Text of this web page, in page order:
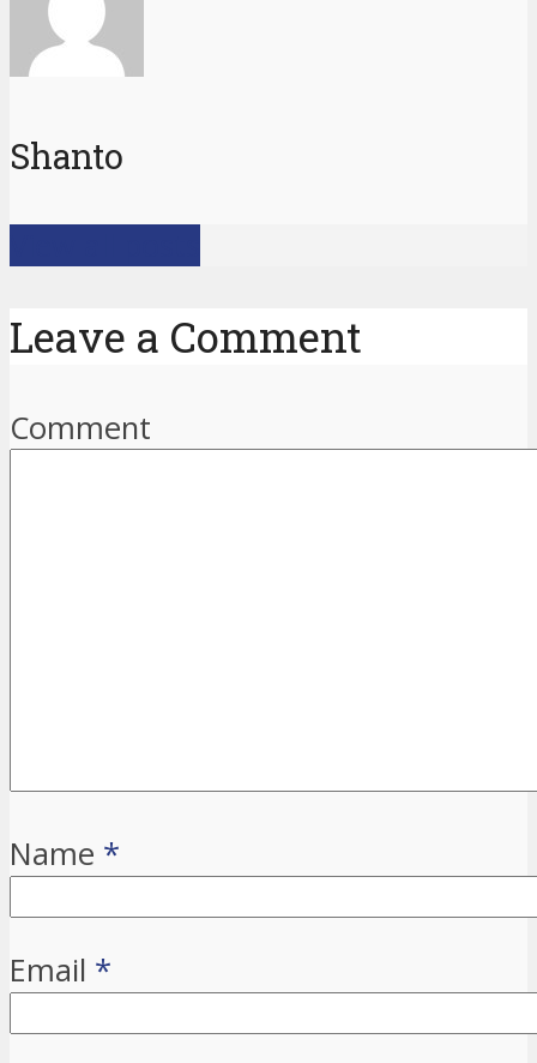
Shanto
Leave a Comment
Comment
Name *
Email *